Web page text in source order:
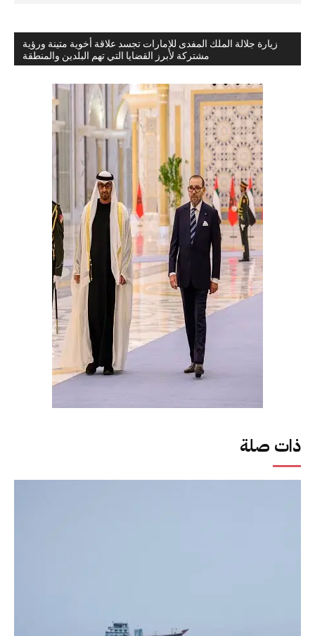
زيارة جلالة الملك المفدى للإمارات تجسد علاقة أخوية متينة ورؤية
مشتركة لأبرز القضايا التي تهم البلدين والمنطقة
ذات صلة